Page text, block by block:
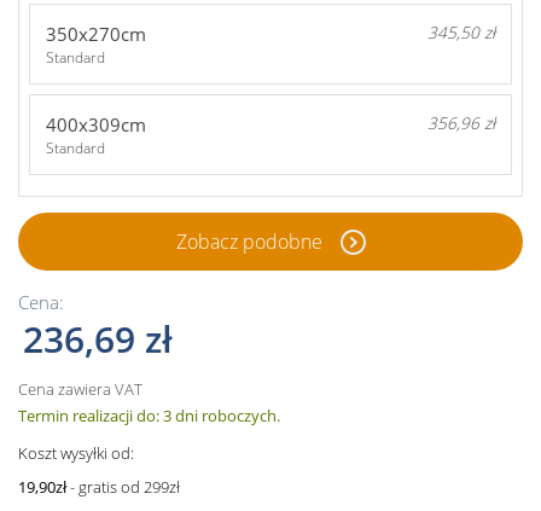
350x270cm 345,50 zł
Standard
400x309cm 356,96 zł
Standard
Zobacz podobne
Cena:
236,69 zł
Cena zawiera VAT
Termin realizacji do: 3 dni roboczych.
Koszt wysyłki od:
19,90zł- gratis od 299zł